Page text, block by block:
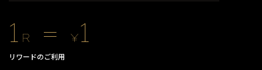
1 R = ¥1
リワードのご利用